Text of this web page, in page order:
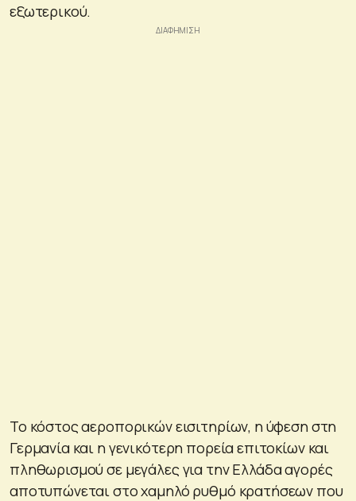
εξωτερικού.
Το κόστος αεροπορικών εισιτηρίων, η ύφεση στη
Γερμανία και η γενικότερη πορεία επιτοκίων και
πληθωρισμού σε μεγάλες για την Ελλάδα αγορές
αποτυπώνεται στο χαμηλό ρυθμό κρατήσεων που